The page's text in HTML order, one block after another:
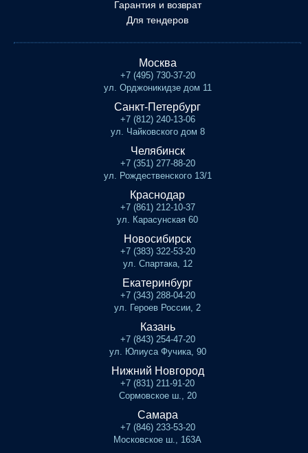
Гарантия и возврат
Для тендеров
Москва
+7 (495) 730-37-20
ул. Орджоникидзе дом 11
Санкт-Петербург
+7 (812) 240-13-06
ул. Чайковского дом 8
Челябинск
+7 (351) 277-88-20
ул. Рождественского 13/1
Краснодар
+7 (861) 212-10-37
ул. Карасунская 60
Новосибирск
+7 (383) 322-53-20
ул. Спартака, 12
Екатеринбург
+7 (343) 288-04-20
ул. Героев России, 2
Казань
+7 (843) 254-47-20
ул. Юлиуса Фучика, 90
Нижний Новгород
+7 (831) 211-91-20
Сормовское ш., 20
Самара
+7 (846) 233-53-20
Московское ш., 163А